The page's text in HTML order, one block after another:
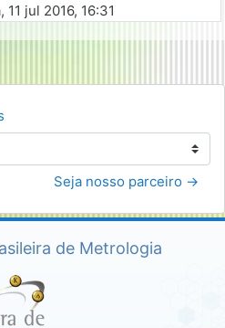
jul 2016, 16:31
Seja nosso parceiro →
de Metrologia